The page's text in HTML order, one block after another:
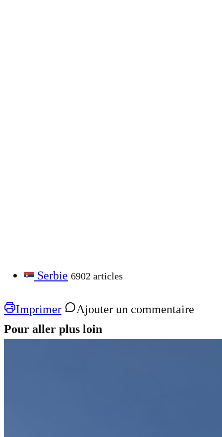
Serbie 6902 articles
Imprimer
Ajouter un commentaire
Pour aller plus loin